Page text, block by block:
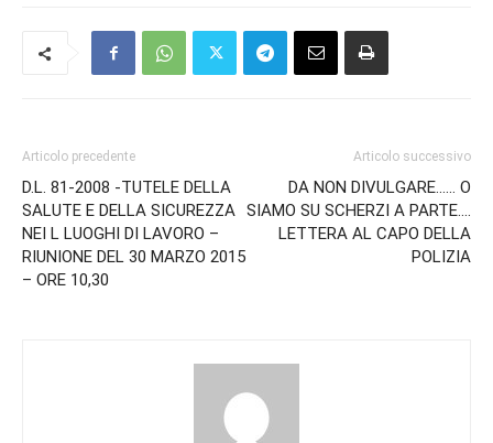
Articolo precedente
D.L. 81-2008 -TUTELE DELLA
SALUTE E DELLA SICUREZZA
NEI L LUOGHI DI LAVORO –
RIUNIONE DEL 30 MARZO 2015
– ORE 10,30
Articolo successivo
DA NON DIVULGARE…… O
SIAMO SU SCHERZI A PARTE….
LETTERA AL CAPO DELLA
POLIZIA